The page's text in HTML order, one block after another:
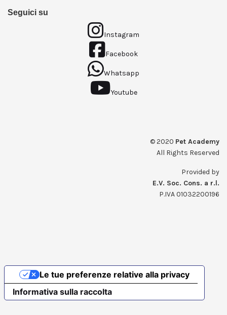
Seguici su
Instagram
Facebook
Whatsapp
Youtube
© 2020 Pet Academy
All Rights Reserved
Provided by
E.V. Soc. Cons. a r.l.
P.IVA 01032200196
Informativa sulla raccolta
Le tue preferenze relative alla privacy